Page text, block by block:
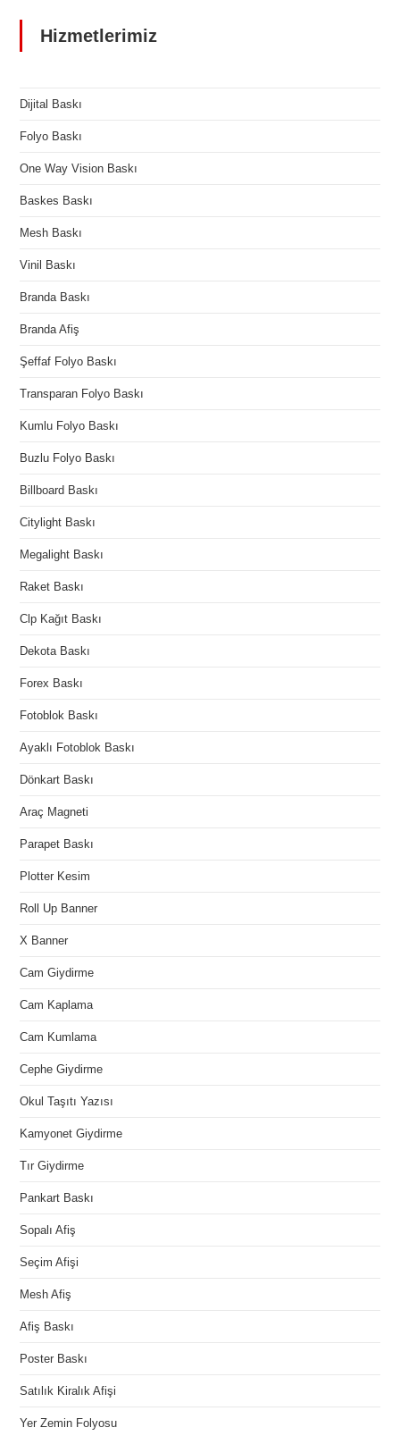
Hizmetlerimiz
Dijital Baskı
Folyo Baskı
One Way Vision Baskı
Baskes Baskı
Mesh Baskı
Vinil Baskı
Branda Baskı
Branda Afiş
Şeffaf Folyo Baskı
Transparan Folyo Baskı
Kumlu Folyo Baskı
Buzlu Folyo Baskı
Billboard Baskı
Citylight Baskı
Megalight Baskı
Raket Baskı
Clp Kağıt Baskı
Dekota Baskı
Forex Baskı
Fotoblok Baskı
Ayaklı Fotoblok Baskı
Dönkart Baskı
Araç Magneti
Parapet Baskı
Plotter Kesim
Roll Up Banner
X Banner
Cam Giydirme
Cam Kaplama
Cam Kumlama
Cephe Giydirme
Okul Taşıtı Yazısı
Kamyonet Giydirme
Tır Giydirme
Pankart Baskı
Sopalı Afiş
Seçim Afişi
Mesh Afiş
Afiş Baskı
Poster Baskı
Satılık Kiralık Afişi
Yer Zemin Folyosu